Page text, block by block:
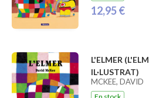
12,95 €
L'ELMER
IL·LUSTRAT)
MCKEE, DAVID